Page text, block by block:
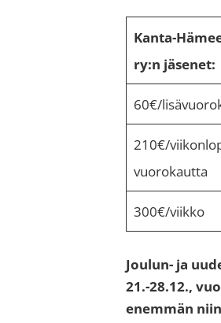
Kanta-
ry:n jäsenet:
60€/
210€/
vuorokautta
300€/viikko
Joulun- ja
21.-28.12.,
enemmän